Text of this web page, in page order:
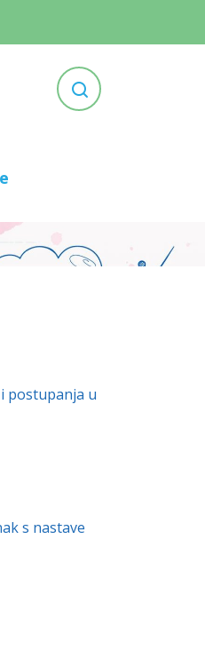
postupanja u
s nastave